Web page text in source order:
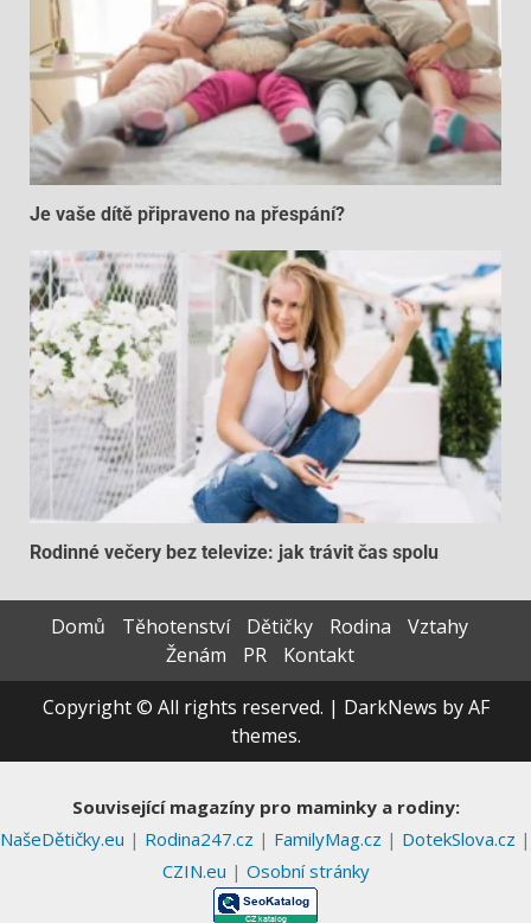
Je vaše dítě připraveno na přespání?
Rodinné večery bez televize: jak trávit čas spolu
Domů Těhotenství Dětičky Rodina
Vztahy
Ženám
PR
Kontakt
Copyright © All rights reserved. | DarkNews by AF
themes.
Související magazíny pro maminky a rodiny:
NašeDětičky.eu | Rodina247.cz | FamilyMag.cz | DotekSlova.cz |
CZIN.eu | Osobní stránky